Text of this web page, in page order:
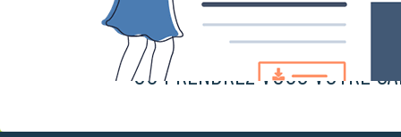
SERIEZ VOUS D'ACCORD
OU PRENDREZ VOUS VOTRE